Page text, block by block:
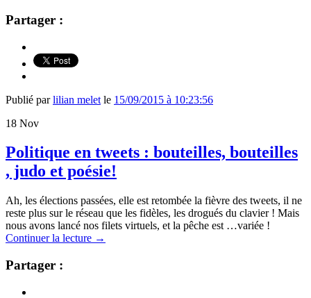
Partager :
Publié parlilian melet le 15/09/2015 à 10:23:56
18 Nov
Politique en tweets : bouteilles, bouteilles
, judo et poésie!
Ah, les élections passées, elle est retombée la fièvre des tweets, il ne
reste plus sur le réseau que les fidèles, les drogués du clavier ! Mais
nous avons lancé nos filets virtuels, et la pêche est …variée !
Continuer la lecture →
Partager :